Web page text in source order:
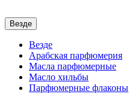
Везде
Везде
Арабская парфюмерия
Масла парфюмерные
Масло хильбы
Парфюмерные флаконы